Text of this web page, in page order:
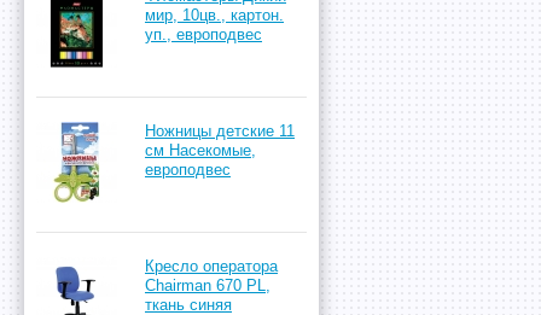
мир, 10цв., картон.
уп., европодвес
Ножницы детские 11
см Насекомые,
европодвес
Кресло оператора
Chairman 670 PL,
ткань синяя